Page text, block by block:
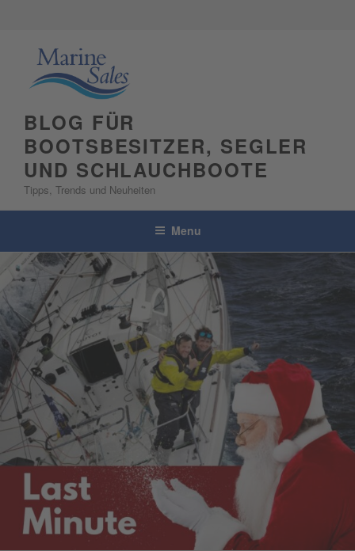
BLOG FÜR
BOOTSBESITZER, SEGLER
UND SCHLAUCHBOOTE
Tipps, Trends und Neuheiten
Menu